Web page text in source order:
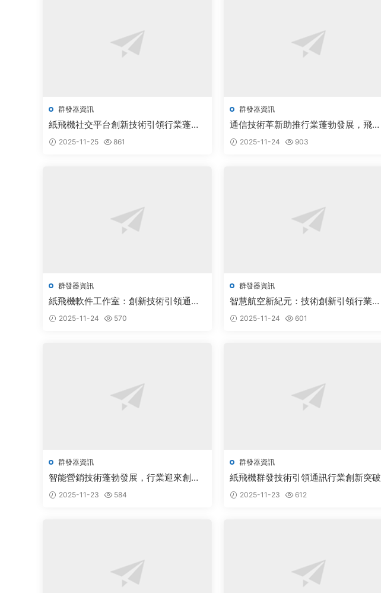
群發器資訊
紙飛機社交平台創新技術引領行業蓬勃
發展2025-11-25 861
群發器資訊
通信技術革新助推行業蓬勃發展，飛機
群發器與電報群發器源碼無限制版引領
市場新機遇
2025-11-24 903
群發器資訊
紙飛機軟件工作室：創新技術引領通訊
行業蓬勃發展
2025-11-24 570
群發器資訊
智慧航空新紀元：技術創新引領行業蓬
勃發展
2025-11-24 601
群發器資訊
智能營銷技術蓬勃發展，行業迎來創新
突破新機遇
2025-11-23 584
群發器資訊
紙飛機群發技術引領通訊行業創新突破
2025-11-23 612